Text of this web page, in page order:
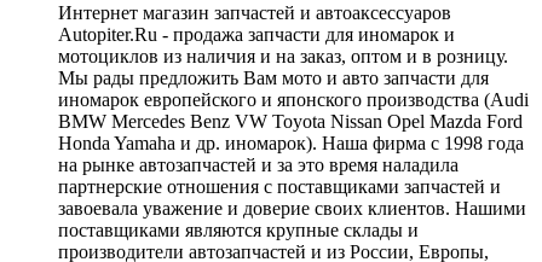
Интернет магазин запчастей и автоаксессуаров
Autopiter.Ru - продажа запчасти для иномарок и
мотоциклов из наличия и на заказ, оптом и в розницу.
Мы рады предложить Вам мото и авто запчасти для
иномарок европейского и японского производства (Audi
BMW Mercedes Benz VW Toyota Nissan Opel Mazda Ford
Honda Yamaha и др. иномарок). Наша фирма с 1998 года
на рынке автозапчастей и за это время наладила
партнерские отношения с поставщиками запчастей и
завоевала уважение и доверие своих клиентов. Нашими
поставщиками являются крупные склады и
производители автозапчастей и из России, Европы,